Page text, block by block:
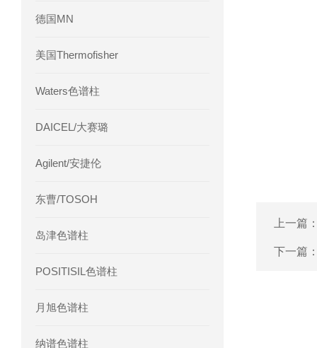
德国MN
美国Thermofisher
Waters色谱柱
DAICEL/大赛璐
Agilent/安捷伦
东曹/TOSOH
岛津色谱柱
POSITISIL色谱柱
月旭色谱柱
纳谱色谱柱
上一篇
下一篇